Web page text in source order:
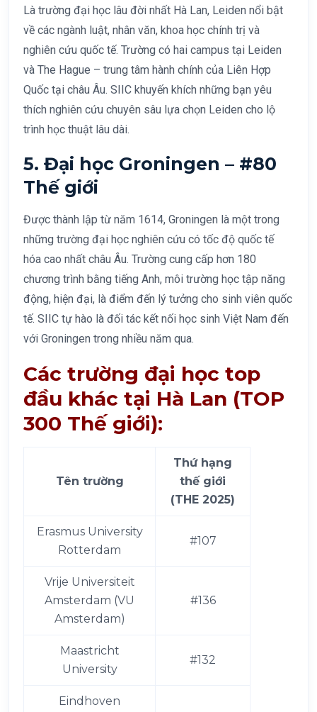
Là trường đại học lâu đời nhất Hà Lan, Leiden nổi bật
về các ngành luật, nhân văn, khoa học chính trị và
nghiên cứu quốc tế. Trường có hai campus tại Leiden
và The Hague – trung tâm hành chính của Liên Hợp
Quốc tại châu Âu. SIIC khuyến khích những bạn yêu
thích nghiên cứu chuyên sâu lựa chọn Leiden cho lộ
trình học thuật lâu dài.
5. Đại học Groningen – #80
Thế giới
Được thành lập từ năm 1614, Groningen là một trong
những trường đại học nghiên cứu có tốc độ quốc tế
hóa cao nhất châu Âu. Trường cung cấp hơn 180
chương trình bằng tiếng Anh, môi trường học tập năng
động, hiện đại, là điểm đến lý tưởng cho sinh viên quốc
tế. SIIC tự hào là đối tác kết nối học sinh Việt Nam đến
với Groningen trong nhiều năm qua.
Các trường đại học top
đầu khác tại Hà Lan (TOP
300 Thế giới):
Tên trường
Thứ hạng
thế giới
(THE 2025)
Erasmus University
Rotterdam
#107
Vrije Universiteit
Amsterdam (VU
Amsterdam)
#136
Maastricht
University
#132
Eindhoven